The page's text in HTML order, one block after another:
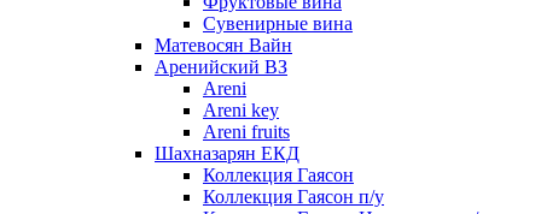
Cувенирные вина
Матевосян Вайн
Аренийский ВЗ
Areni
Areni key
Areni fruits
Шахназарян ЕКД
Коллекция Гаясон
Коллекция Гаясон п/у